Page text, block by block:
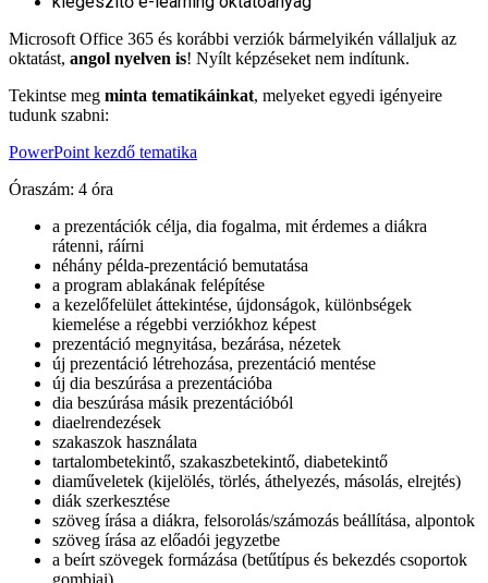
Microsoft Office 365 és korábbi verziók bármelyikén vállaljuk az
oktatást, angol nyelven is! Nyílt képzéseket nem indítunk.
Tekintse meg minta tematikáinkat, melyeket egyedi igényeire
tudunk szabni:
PowerPoint kezdő tematika
Óraszám: 4 óra
a prezentációk célja, dia fogalma, mit érdemes a diákra
rátenni, ráírni
néhány példa-prezentáció bemutatása
a program ablakának felépítése
a kezelőfelület áttekintése, újdonságok, különbségek
kiemelése a régebbi verziókhoz képest
prezentáció megnyitása, bezárása, nézetek
új prezentáció létrehozása, prezentáció mentése
új dia beszúrása a prezentációba
dia beszúrása másik prezentációból
diaelrendezések
szakaszok használata
tartalombetekintő, szakaszbetekintő, diabetekintő
diaműveletek (kijelölés, törlés, áthelyezés, másolás, elrejtés)
diák szerkesztése
szöveg írása a diákra, felsorolás/számozás beállítása, alpontok
szöveg írása az előadói jegyzetbe
a beírt szövegek formázása (betűtípus és bekezdés csoportok
gombjai)